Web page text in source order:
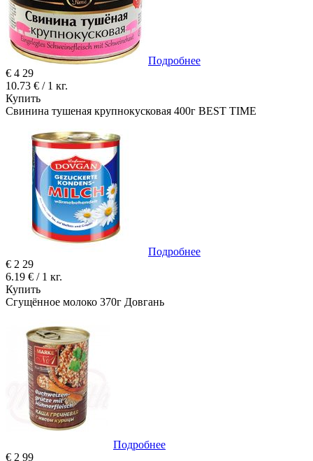
Подробнее
€ 4 29
10.73 € / 1 кг.
Купить
Свинина тушеная крупнокусковая 400г BEST TIME
Подробнее
€ 2 29
6.19 € / 1 кг.
Купить
Cгущённое молоко 370г Довгань
Подробнее
€ 2 99